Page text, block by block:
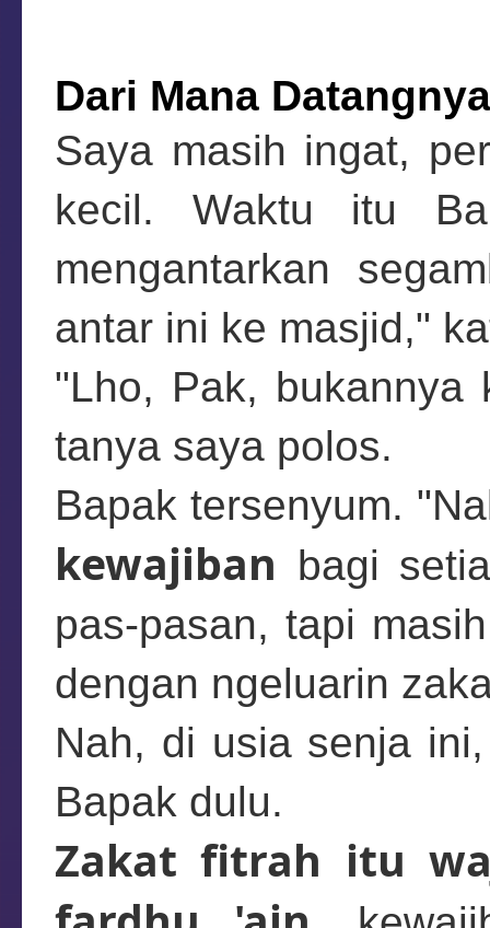
Dari Mana
Saya masih ingat,
kecil. Waktu itu
mengantarkan
antar ini ke masjid,"
"Lho, Pak, bukannya
tanya saya polos.
Bapak tersenyum.
kewajiban bagi
pas-pasan, tapi
dengan ngeluarin
Nah, di usia senja
Bapak dulu.
Zakat fitrah itu